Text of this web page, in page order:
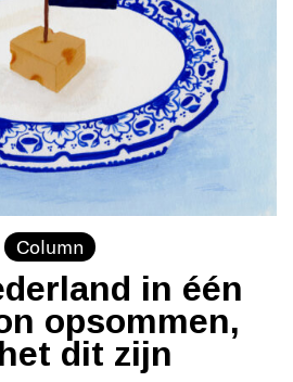
Column
in één
opsommen,
dit zijn